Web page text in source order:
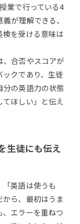
業で行っている4
が理解できる、
を受ける意味は
合否やスコアが
クであり、生徒
分の英語力の状態
ほしい」と伝え
生徒にも伝え
英語は使うも
ら、最初はうま
エラーを重ねつ